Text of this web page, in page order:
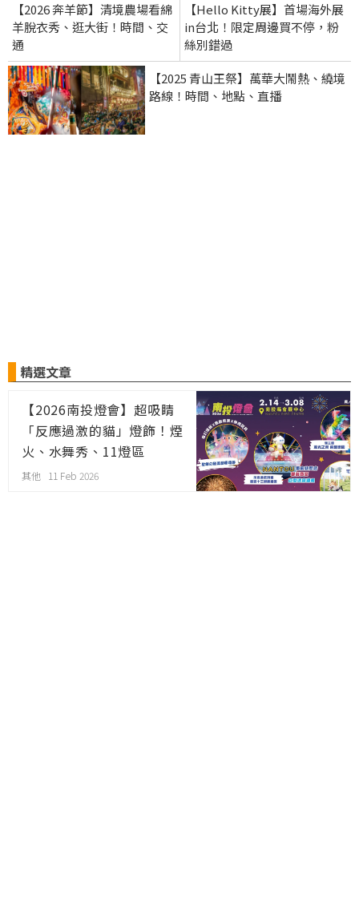
【2026 奔羊節】清境農場看綿
羊脫衣秀、逛大街！時間、交
通
【Hello Kitty展】首場海外展
in台北！限定周邊買不停，粉
絲別錯過
【2025 青山王祭】萬華大鬧熱、繞境
路線！時間、地點、直播
精選文章
【2026南投燈會】超吸睛
「反應過激的貓」燈飾！煙
火、水舞秀、11燈區
其他 11 Feb 2026